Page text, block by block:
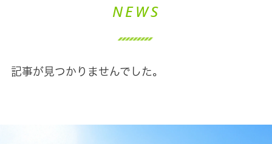
NEWS
記事が見つかりませんでした。